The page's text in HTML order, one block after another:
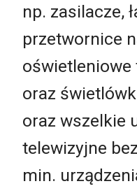
np. zasilacze,
przetwornice
oświetleniowe
oraz
oraz wszelkie
telewizyjne
min.